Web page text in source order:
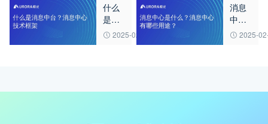
何搭
建？
能与
应用
什么
是消
息中
框架
2025-02-27
消息
中心
是什
些用
2025-